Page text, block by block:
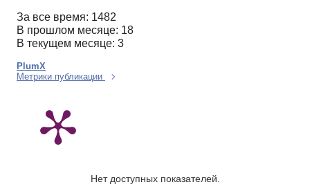
За все время: 1482
В прошлом месяце: 18
В текущем месяце: 3
PlumX
Метрики публикации
Нет доступных показателей.